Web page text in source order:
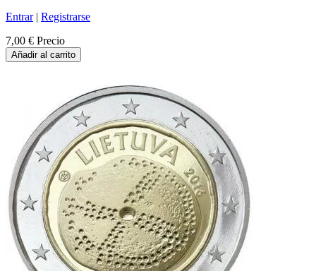
Entrar| Registrarse
7,00 € Precio
Añadir al carrito